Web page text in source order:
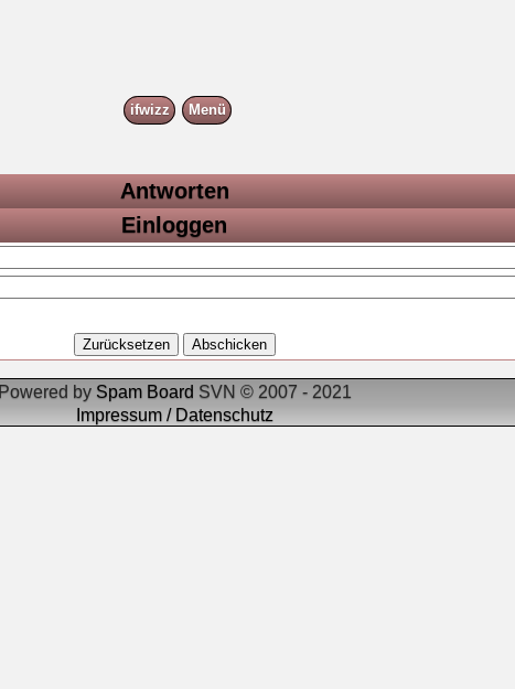
ifwizz Menü
Antworten
Einloggen
Powered by Spam Board SVN © 2007 - 2021
Impressum / Datenschutz